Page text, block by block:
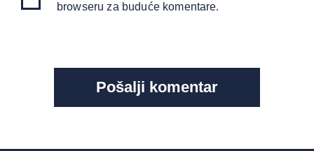
browseru za buduće komentare.